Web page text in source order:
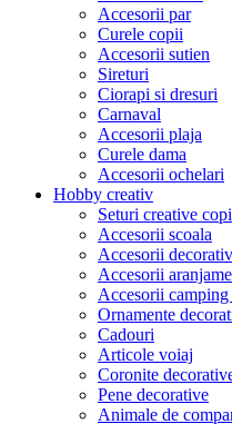
Accesorii par
Curele copii
Accesorii sutien
Sireturi
Ciorapi si dresuri
Carnaval
Accesorii plaja
Curele dama
Accesorii ochelari
Hobby creativ
Seturi creative
Accesorii scoala
Accesorii
Accesorii
Accesorii
Ornamente
Cadouri
Articole voiaj
Coronite
Pene decorative
Animale de